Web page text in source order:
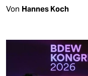
Von Hannes Koch